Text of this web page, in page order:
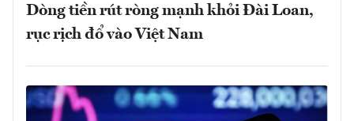
Dòng tiền rút ròng mạnh khỏi Đài Loan,
rục rịch đổ vào Việt Nam